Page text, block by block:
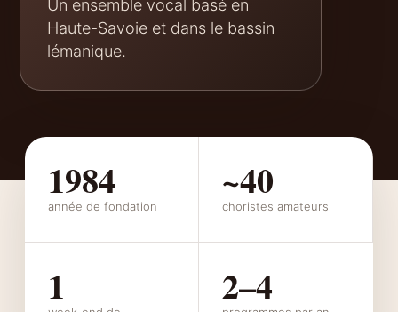
Un ensemble vocal basé en
Haute-Savoie et dans le bassin
lémanique.
1984
année de fondation
~40
choristes amateurs
1 2–4